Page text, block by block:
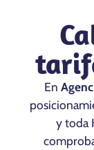
En
y toda